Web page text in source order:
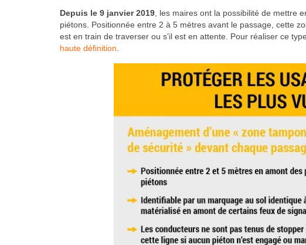
Depuis le 9 janvier 2019 , les maires ont la possibilité de mettre
piétons. Positionnée entre 2 à 5 mètres avant le passage, cette
est en train de traverser ou s’il est en attente. Pour réaliser ce
haute définition